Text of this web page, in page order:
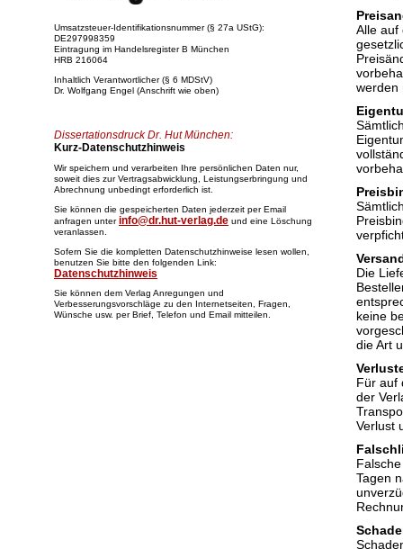
Umsatzsteuer-Identifikationsnummer (§ 27a UStG):
DE297998359
Eintragung im Handelsregister B München
HRB 216064
Inhaltlich Verantwortlicher (§ 6 MDStV)
Dr. Wolfgang Engel (Anschrift wie oben)
Dissertationsdruck Dr. Hut München:
Kurz-Datenschutzhinweis
Wir speichern und verarbeiten Ihre persönlichen Daten nur,
soweit dies zur Vertragsabwicklung, Leistungserbringung und
Abrechnung unbedingt erforderlich ist.
Sie können die gespeicherten Daten jederzeit per Email
anfragen unterinfo@dr.hut-verlag.de und eine Löschung
veranlassen.
Sofern Sie die kompletten Datenschutzhinweise lesen wollen,
benutzen Sie bitte den folgenden Link:
Datenschutzhinweis
Sie können dem Verlag Anregungen und
Verbesserungsvorschläge zu den Internetseiten, Fragen,
Wünsche usw. per Brief, Telefon und Email mitteilen.
Alle auf
werden
Die
keine
die Art
Für auf
der
Verlust
Tagen